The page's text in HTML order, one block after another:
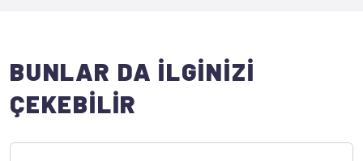
BUNLAR DA İLGİNİZİ
ÇEKEBİLİR